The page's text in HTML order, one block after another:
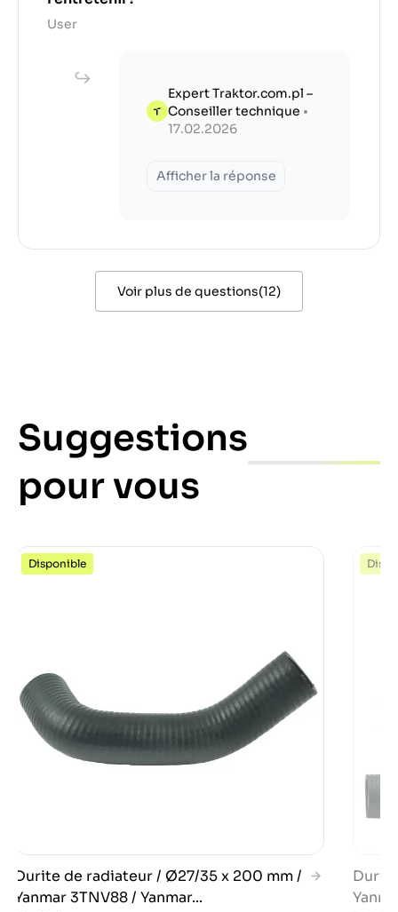
User
Expert Traktor.com.pl –
Conseiller technique •
17.02.2026
Afficher la réponse
Voir plus de questions(12)
Suggestions
pour vous
Disponible
Durite de radiateur / Ø27/35 x 200 mm /
Yanmar 3TNV88 / Yanmar...